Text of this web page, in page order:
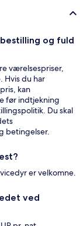
og fuld
værelsespriser,
Hvis du har
kan
før indtjekning
Du skal
betingelser.
er velkomne.
ved